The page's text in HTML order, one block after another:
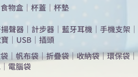
食物盒 ｜ 杯蓋 ｜ 杯墊
聲器 ｜ 計步器 ｜ 藍牙耳機 ｜ 手機支架 ｜
｜ USB ｜ 插頭
｜ 帆布袋 ｜ 折疊袋｜收納袋｜環保袋｜
｜電腦袋